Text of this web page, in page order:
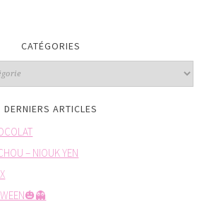
CATÉGORIES
DERNIERS ARTICLES
– NIOUK YEN